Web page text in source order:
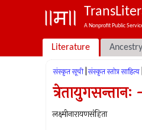
A Nonprofit Public
Literature Ancestry
संस्कृत सूची संस्कृत स्तोत्र साहित्य
लक्ष्मीनारायणसंहिता